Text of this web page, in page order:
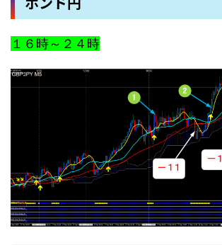
１６時～２４時